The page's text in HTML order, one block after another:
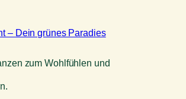
zum Wohlfühlen und